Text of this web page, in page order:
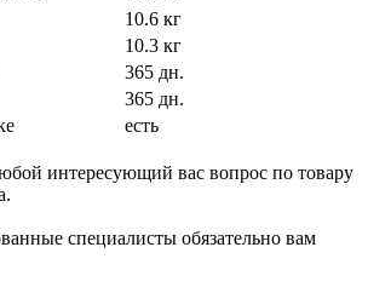
10.6 кг
10.3 кг
365 дн.
365 дн.
есть
интересующий вас вопрос по товару
специалисты обязательно вам